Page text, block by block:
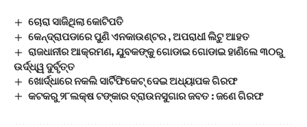
ଚୋରା ସାଜିଥିଲା କୋଟିପତି
କେନ୍ଦ୍ରାପଡାରେ ପୁଣି ଏନକାଉଣ୍ଟର , ଅପରାଧୀ ଲିଟୁ ଆହତ
ରାଜଧାନୀର ଆକ୍ରମଣ, ଯୁବକଙ୍କୁ ଗୋଡାଇ ଗୋଡାଇ ହାଣିଲେ ୩୦ରୁ
ଉର୍ଦ୍ଧ୍ୱ ଦୁର୍ବୃତ୍ତ
ଖୋର୍ଦ୍ଧାରେ ନକଲି ସାର୍ଟିଫିକେଟ୍ ଦେଇ ଅଧ୍ୟାପକ ଗିରଫ
କଟକରୁ ୨୮ଲକ୍ଷ ଟଙ୍କାର ବ୍ରାଉନସୁଗାର ଜବତ : ଜଣେ ଗିରଫ